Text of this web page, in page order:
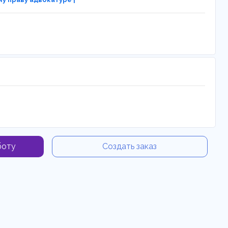
Создать заказ